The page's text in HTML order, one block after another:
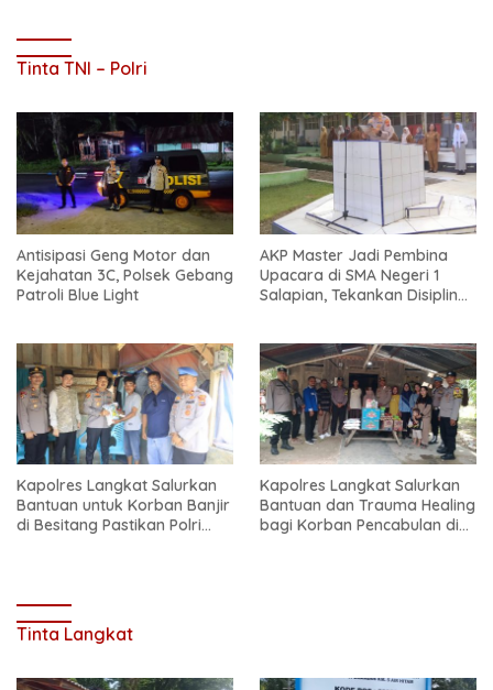
Tinta TNI – Polri
Antisipasi Geng Motor dan
Kejahatan 3C, Polsek Gebang
Patroli Blue Light
AKP Master Jadi Pembina
Upacara di SMA Negeri 1
Salapian, Tekankan Disiplin
Kapolres Langkat Salurkan
Bantuan untuk Korban Banjir
di Besitang Pastikan Polri
Kapolres Langkat Salurkan
Bantuan dan Trauma Healing
bagi Korban Pencabulan di
Tinta Langkat